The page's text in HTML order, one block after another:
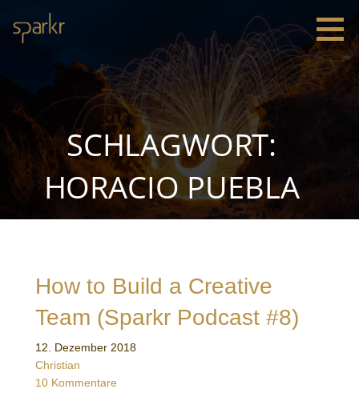
Inhalt
springen
Leadership
SCHLAGWORT:
HORACIO PUEBLA
How to Build a Creative
Team (Sparkr Podcast #8)
12. Dezember 2018
Christian
10 Kommentare